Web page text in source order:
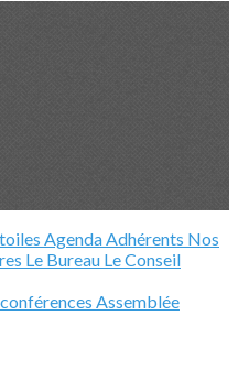
AgendaAdhérents Nos
Le Bureau Le Conseil
Assemblée